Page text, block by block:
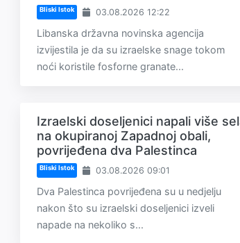
Bliski Istok 03.08.2026 12:22
Libanska državna novinska agencija
izvijestila je da su izraelske snage tokom
noći koristile fosforne granate...
Izraelski doseljenici napali više
na okupiranoj Zapadnoj obali,
povrijeđena dva Palestinca
Bliski Istok 03.08.2026 09:01
Dva Palestinca povrijeđena su u nedjelju
nakon što su izraelski doseljenici izveli
napade na nekoliko s...